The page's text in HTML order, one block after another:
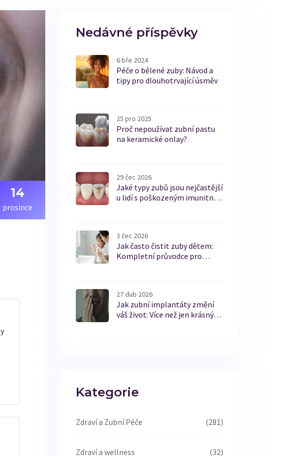
14
prosince
Nedávné příspěvky
6 bře 2024
Péče o bělené zuby: Návod a
tipy pro dlouhotrvající úsměv
25 pro 2025
Proč nepoužívat zubní pastu
na keramické onlay?
29 čec 2026
Jaké typy zubů jsou nejčastější
u lidí s poškozeným imunitním
3 čec 2026
Jak často čistit zuby dětem:
Kompletní průvodce pro
27 dub 2026
Jak zubní implantáty změní
váš život: Více než jen krásný
Kategorie
Zdraví a Zubní Péče (281)
Zdraví a wellness (32)